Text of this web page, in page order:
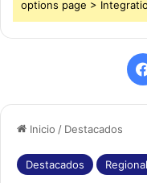
Inicio / Destacados
Destacados Regional
options page >